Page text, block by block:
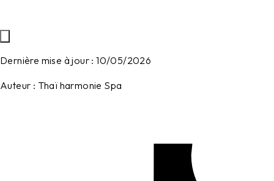
Dernière mise à jour : 10/05/2026
Auteur : Thaï harmonie Spa